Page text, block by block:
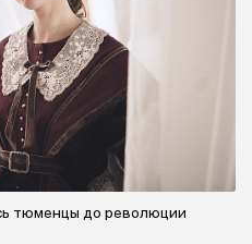
тюменцы до революции